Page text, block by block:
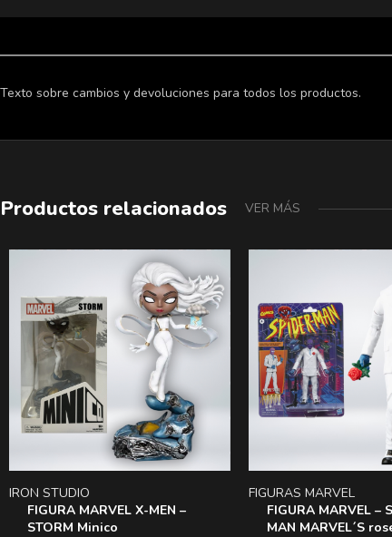
Texto sobre cambios y devoluciones para todos los productos.
Productos relacionados VER MÁS
FIGURA MARVEL X-MEN –
STORM Minico
IRON STUDIO
FIGURA MARVEL –
MAN MARVEL´S
FIGURAS MARVEL